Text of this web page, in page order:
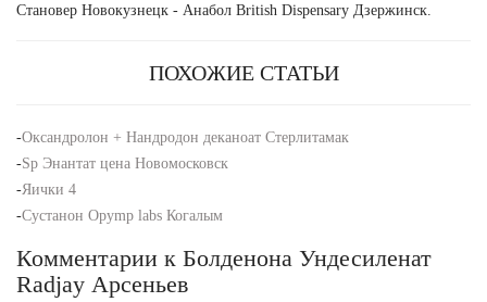
Становер Новокузнецк - Анабол British Dispensary Дзержинск.
ПОХОЖИЕ СТАТЬИ
-Оксандролон + Нандродон деканоат Стерлитамак
-Sp Энантат цена Новомосковск
-Яички 4
-Сустанон Opymp labs Когалым
Комментарии к Болденона Ундесиленат
Radjay Арсеньев